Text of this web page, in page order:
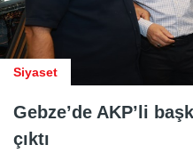
Siyaset
Gebze’de AKP’li
çıktı